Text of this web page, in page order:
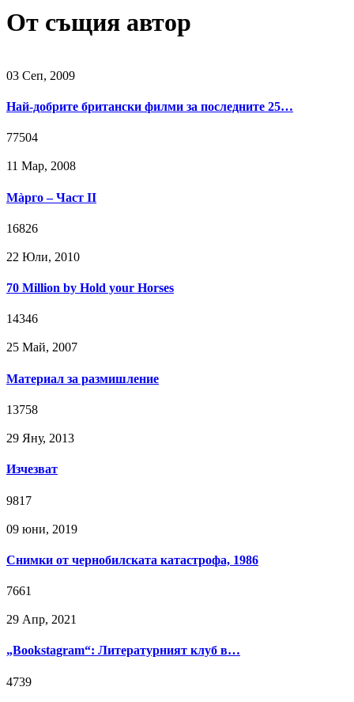
От същия автор
03 Сeп, 2009
Най-добрите британски филми за последните 25…
77504
11 Мар, 2008
Мàрго – Част II
16826
22 Юли, 2010
70 Million by Hold your Horses
14346
25 Май, 2007
Материал за размишление
13758
29 Яну, 2013
Изчезват
9817
09 юни, 2019
Снимки от чернобилската катастрофа, 1986
7661
29 Апр, 2021
„Bookstagram“: Литературният клуб в…
4739